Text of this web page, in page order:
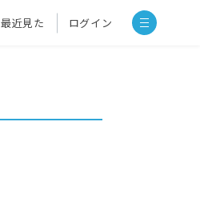
最近見た ログイン